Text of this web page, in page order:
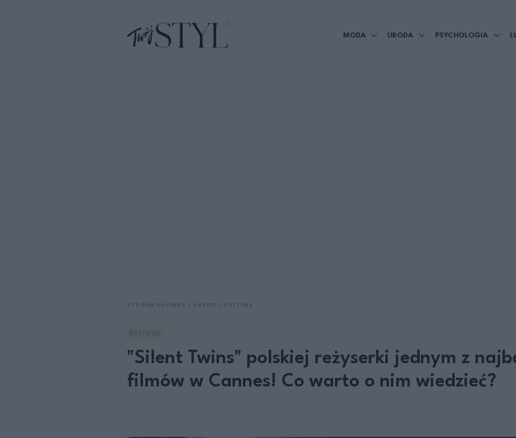
MODA URODA PSYCHOLOGIA
"Silent Twins" polskiej reżyserki jednym z
filmów w Cannes! Co warto o nim wiedzieć?